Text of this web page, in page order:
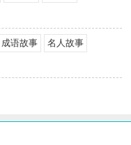
成语故事 名人故事